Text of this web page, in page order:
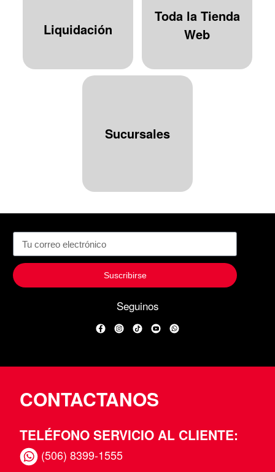
Liquidación
Toda la Tienda
Web
Sucursales
Suscribirse
Seguinos
FacebookInstagram
TikTokYouTubeWhatsApp
CONTACTANOS
TELÉFONO SERVICIO AL CLIENTE:
(506) 8399-1555